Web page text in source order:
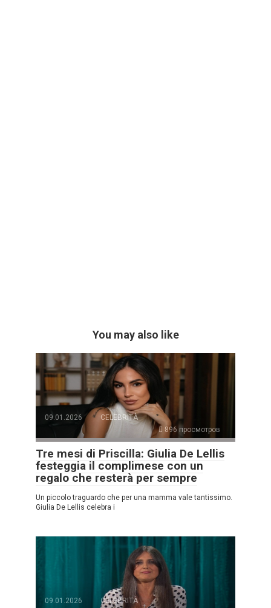
You may also like
09.01.2026
CELEBRITÀ
896 просмотров
Tre mesi di Priscilla: Giulia De Lellis
festeggia il complimese con un
regalo che resterà per sempre
Un piccolo traguardo che per una mamma vale tantissimo.
Giulia De Lellis celebra i
09.01.2026
CELEBRITÀ